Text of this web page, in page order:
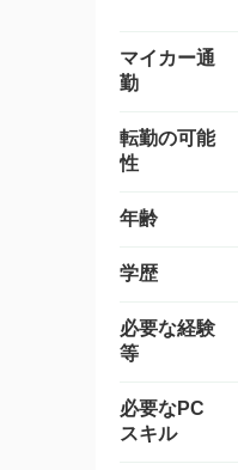
マイカー通
勤
転勤の可能
性
年齢
学歴
必要な経験
等
必要なPC
スキル